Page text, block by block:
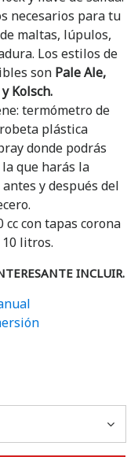
necesarios para tu
maltas, lúpulos,
Los estilos de
son Pale Ale,
Kolsch.
termómetro de
plástica
donde podrás
que harás la
y después del
cc con tapas corona
litros.
INCLUIR.